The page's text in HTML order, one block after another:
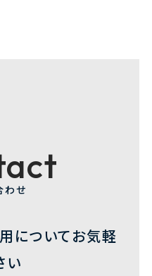
わせ
について お気軽
い